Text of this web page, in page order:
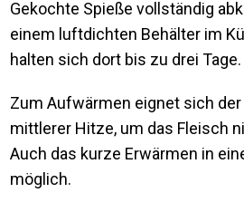
Gekochte Spieße vollständig
einem luftdichten Behälter im
halten sich dort bis zu drei Tage.
Zum Aufwärmen eignet sich
mittlerer Hitze, um das Fleisch
Auch das kurze Erwärmen in
möglich.